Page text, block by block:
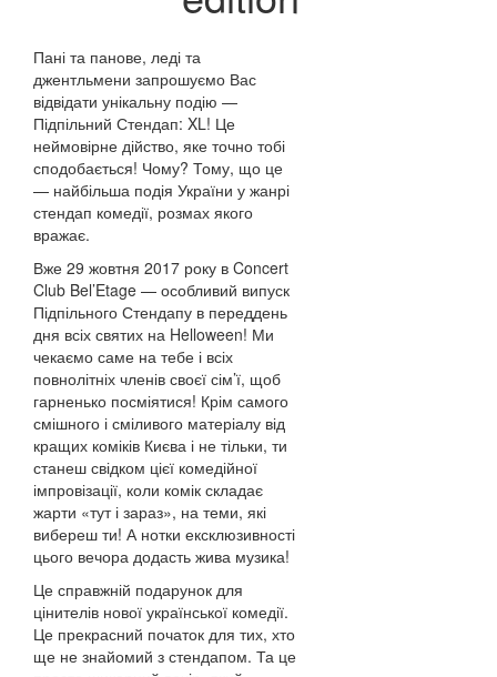
Пані та панове, леді та
джентльмени запрошуємо Вас
відвідати унікальну подію —
Підпільний Стендап: XL! Це
неймовірне дійство, яке точно тобі
сподобається! Чому? Тому, що це
— найбільша подія України у жанрі
стендап комедії, розмах якого
вражає.
Вже 29 жовтня 2017 року в Concert
Club Bel’Etage — особливий випуск
Підпільного Стендапу в переддень
дня всіх святих на Helloween! Ми
чекаємо саме на тебе і всіх
повнолітніх членів своєї сім’ї, щоб
гарненько посміятися! Крім самого
смішного і сміливого матеріалу від
кращих коміків Києва і не тільки, ти
станеш свідком цієї комедійної
імпровізації, коли комік складає
жарти «тут і зараз», на теми, які
вибереш ти! А нотки ексклюзивності
цього вечора додасть жива музика!
Це справжній подарунок для
цінителів нової української комедії.
Це прекрасний початок для тих, хто
ще не знайомий з стендапом. Та це